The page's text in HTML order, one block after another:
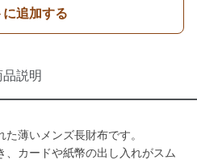
に追加する
品説明
薄いメンズ長財布です。
カードや紙幣の出し入れがスム